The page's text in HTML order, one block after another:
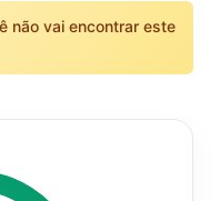
não vai encontrar este